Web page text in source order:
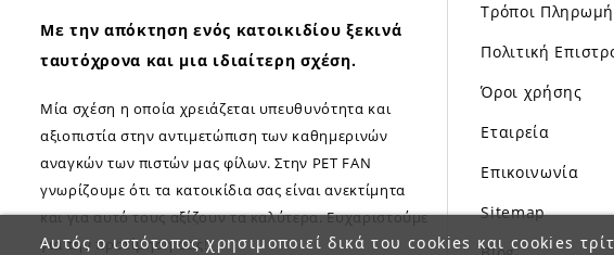
Με την απόκτηση ενός κατοικιδίου ξεκινά
ταυτόχρονα και μια ιδιαίτερη σχέση.
Μία σχέση η οποία χρειάζεται υπευθυνότητα και
αξιοπιστία στην αντιμετώπιση των καθημερινών
αναγκών των πιστών μας φίλων. Στην PET FAN
γνωρίζουμε ότι τα κατοικίδια σας είναι ανεκτίμητα
και για αυτό τους αξίζουν τα καλύτερα. Ευχαριστούμε
για την προτίμηση σας!
Τρόποι
Πολιτική
Όροι χρήσης
Εταιρεία
Επικοινωνία
Sitemap
Αυτός ο ιστότοπος χρησιμοποιεί δικά του cookies και cookies